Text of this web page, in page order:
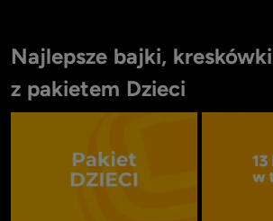
of
Najlepsze bajki,
z pakietem Dzieci